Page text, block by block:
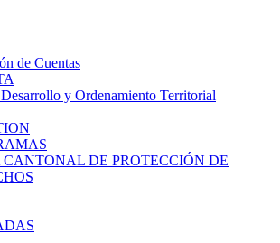
de Cuentas
y Ordenamiento Territorial
CANTONAL DE PROTECCIÓN DE